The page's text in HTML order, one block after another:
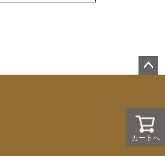
カートへ
ップ
へ